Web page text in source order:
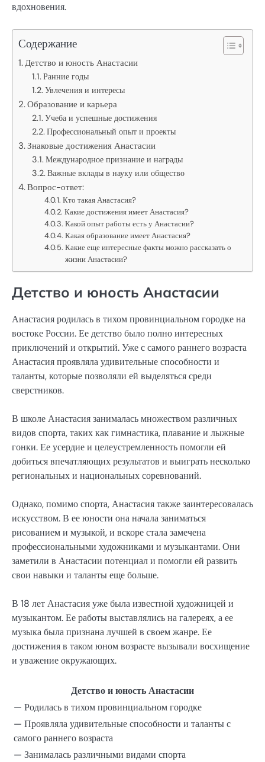
вдохновения.
Содержание
Детство и юность Анастасии
Ранние годы
Увлечения и интересы
Образование и карьера
Учеба и успешные достижения
Профессиональный опыт и проекты
Знаковые достижения Анастасии
Международное признание и награды
Важные вклады в науку или общество
Вопрос-ответ:
Кто такая Анастасия?
Какие достижения имеет Анастасия?
Какой опыт работы есть у Анастасии?
Какая образование имеет Анастасия?
Какие еще интересные факты можно рассказать о
жизни Анастасии?
Детство и юность Анастасии
Анастасия родилась в тихом провинциальном городке на
востоке России. Ее детство было полно интересных
приключений и открытий. Уже с самого раннего возраста
Анастасия проявляла удивительные способности и
таланты, которые позволяли ей выделяться среди
сверстников.
В школе Анастасия занималась множеством различных
видов спорта, таких как гимнастика, плавание и лыжные
гонки. Ее усердие и целеустремленность помогли ей
добиться впечатляющих результатов и выиграть несколько
региональных и национальных соревнований.
Однако, помимо спорта, Анастасия также заинтересовалась
искусством. В ее юности она начала заниматься
рисованием и музыкой, и вскоре стала замечена
профессиональными художниками и музыкантами. Они
заметили в Анастасии потенциал и помогли ей развить
свои навыки и таланты еще больше.
В 18 лет Анастасия уже была известной художницей и
музыкантом. Ее работы выставлялись на галереях, а ее
музыка была признана лучшей в своем жанре. Ее
достижения в таком юном возрасте вызывали восхищение
и уважение окружающих.
Детство и юность Анастасии
— Родилась в тихом провинциальном городке
— Проявляла удивительные способности и таланты с
самого раннего возраста
— Занималась различными видами спорта